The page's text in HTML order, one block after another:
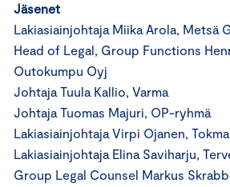
Jäsenet
Lakiasiainjohtaja Miika Arola, Metsä
Head of Legal, Group Functions
Outokumpu Oyj
Johtaja Tuula Kallio, Varma
Johtaja Tuomas Majuri, OP-ryhmä
Lakiasiainjohtaja Virpi Ojanen,
Lakiasiainjohtaja Elina Saviharju,
Group Legal Counsel Markus